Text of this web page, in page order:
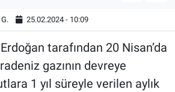
G. 25.02.2024 - 10:09
tarafından 20 Nisan’da
gazının devreye
1 yıl süreyle verilen aylık